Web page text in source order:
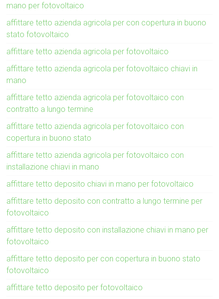
mano per fotovoltaico
affittare tetto azienda agricola per con copertura in buono
stato fotovoltaico
affittare tetto azienda agricola per fotovoltaico
affittare tetto azienda agricola per fotovoltaico chiavi in
mano
affittare tetto azienda agricola per fotovoltaico con
contratto a lungo termine
affittare tetto azienda agricola per fotovoltaico con
copertura in buono stato
affittare tetto azienda agricola per fotovoltaico con
installazione chiavi in mano
affittare tetto deposito chiavi in mano per fotovoltaico
affittare tetto deposito con contratto a lungo termine per
fotovoltaico
affittare tetto deposito con installazione chiavi in mano per
fotovoltaico
affittare tetto deposito per con copertura in buono stato
fotovoltaico
affittare tetto deposito per fotovoltaico